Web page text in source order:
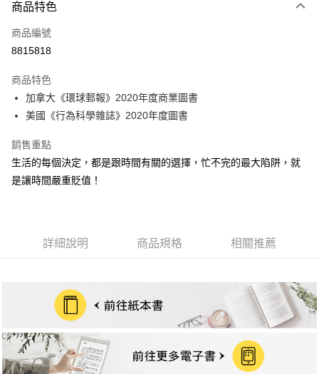
信用卡一次付款
LINE Pay
街口支付
悠遊付
ATM付款
運送方式
數位商品免運
數位商品離島免運
離島宅配
每筆NT$200，滿NT$99,999(含以上)免運費
商品特色
商品編號
8815818
商品特色
加拿大《環球郵報》2020年度商業圖書
美國《行為科學雜誌》2020年度圖書
銷售重點
生活的每個決定，都是跟時間有關的選擇，忙不完的最大陷阱，就
是讓時間嚴重貶值！
詳細說明 商品規格 相關推薦